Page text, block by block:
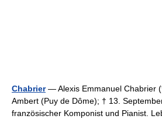
Chabrier— Alexis Emmanuel Chabrier
Ambert (Puy de Dôme); † 13.
französischer Komponist und Pianist.